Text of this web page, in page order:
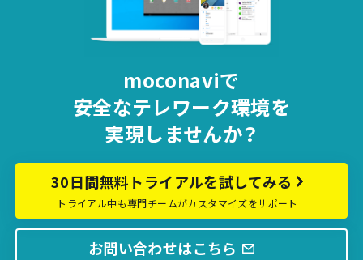
moconaviで
安全なテレワーク環境を
実現しませんか？
30日間無料トライアルを試してみる
トライアル中も専門チームがカスタマイズをサポート
お問い合わせはこちら